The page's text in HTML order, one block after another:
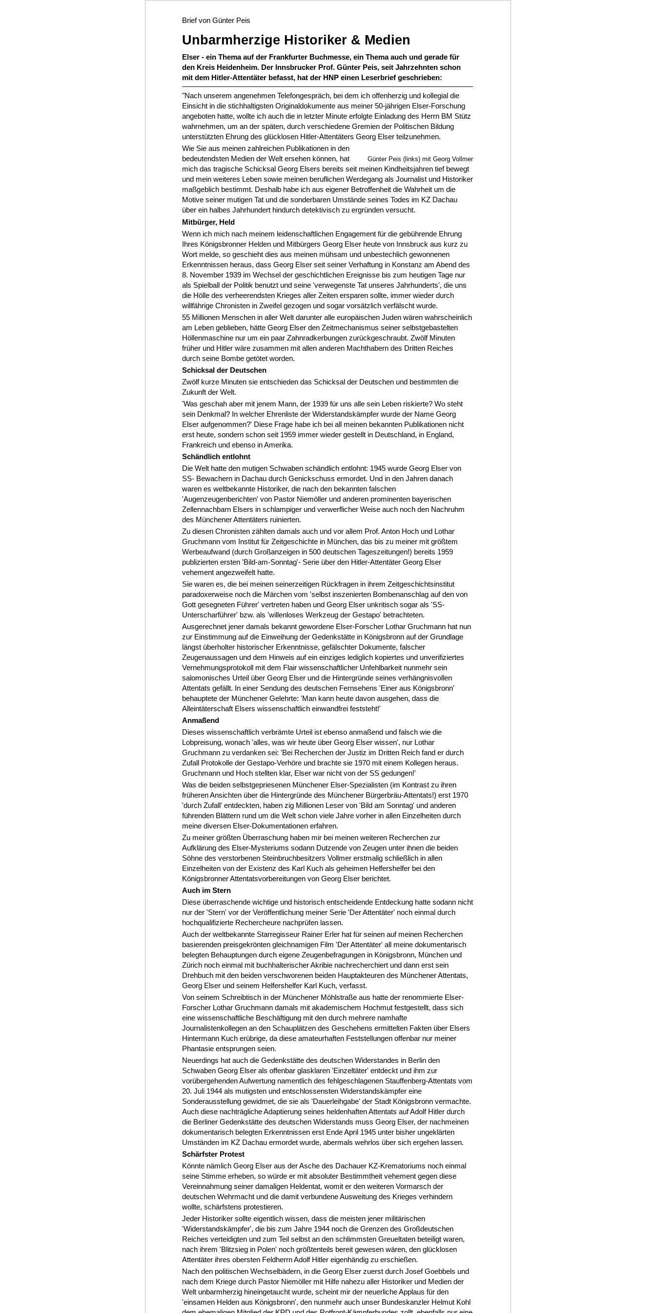
Brief von Günter Peis
Unbarmherzige Historiker & Medien
Elser - ein Thema auf der Frankfurter Buchmesse, ein Thema auch und gerade für
den Kreis Heidenheim. Der Innsbrucker Prof. Günter Peis, seit Jahrzehnten schon
mit dem Hitler-Attentäter befasst, hat der HNP einen Leserbrief geschrieben:
"Nach unserem angenehmen Telefongespräch, bei dem ich offenherzig und kollegial die
Einsicht in die stichhaltigsten Originaldokumente aus meiner 50-jährigen Elser-Forschung
angeboten hatte, wollte ich auch die in letzter Minute erfolgte Einladung des Herrn BM Stütz
wahrnehmen, um an der späten, durch verschiedene Gremien der Politischen Bildung
unterstützten Ehrung des glücklosen Hitler-Attentäters Georg Elser teilzunehmen.
Günter Peis (links) mit Georg Vollmer
Wie Sie aus meinen zahlreichen Publikationen in den
bedeutendsten Medien der Welt ersehen können, hat
mich das tragische Schicksal Georg Elsers bereits seit meinen Kindheitsjahren tief bewegt
und mein weiteres Leben sowie meinen beruflichen Werdegang als Journalist und Historiker
maßgeblich bestimmt. Deshalb habe ich aus eigener Betroffenheit die Wahrheit um die
Motive seiner mutigen Tat und die sonderbaren Umstände seines Todes im KZ Dachau
über ein halbes Jahrhundert hindurch detektivisch zu ergründen versucht.
Mitbürger, Held
Wenn ich mich nach meinem leidenschaftlichen Engagement für die gebührende Ehrung
Ihres Königsbronner Helden und Mitbürgers Georg Elser heute von Innsbruck aus kurz zu
Wort melde, so geschieht dies aus meinen mühsam und unbestechlich gewonnenen
Erkenntnissen heraus, dass Georg Elser seit seiner Verhaftung in Konstanz am Abend des
8. November 1939 im Wechsel der geschichtlichen Ereignisse bis zum heutigen Tage nur
als Spielball der Politik benutzt und seine 'verwegenste Tat unseres Jahrhunderts', die uns
die Hölle des verheerendsten Krieges aller Zeiten ersparen sollte, immer wieder durch
willfährige Chronisten in Zweifel gezogen und sogar vorsätzlich verfälscht wurde.
55 Millionen Menschen in aller Welt darunter alle europäischen Juden wären wahrscheinlich
am Leben geblieben, hätte Georg Elser den Zeitmechanismus seiner selbstgebastelten
Höllenmaschine nur um ein paar Zahnradkerbungen zurückgeschraubt. Zwölf Minuten
früher und Hitler wäre zusammen mit allen anderen Machthabern des Dritten Reiches
durch seine Bombe getötet worden.
Schicksal der Deutschen
Zwölf kurze Minuten sie entschieden das Schicksal der Deutschen und bestimmten die
Zukunft der Welt.
'Was geschah aber mit jenem Mann, der 1939 für uns alle sein Leben riskierte? Wo steht
sein Denkmal? In welcher Ehrenliste der Widerstandskämpfer wurde der Name Georg
Elser aufgenommen?' Diese Frage habe ich bei all meinen bekannten Publikationen nicht
erst heute, sondern schon seit 1959 immer wieder gestellt in Deutschland, in England,
Frankreich und ebenso in Amerika.
Schändlich entlohnt
Die Welt hatte den mutigen Schwaben schändlich entlohnt: 1945 wurde Georg Elser von
SS- Bewachern in Dachau durch Genickschuss ermordet. Und in den Jahren danach
waren es weltbekannte Historiker, die nach den bekannten falschen
'Augenzeugenberichten' von Pastor Niemöller und anderen prominenten bayerischen
Zellennachbarn Elsers in schlampiger und verwerflicher Weise auch noch den Nachruhm
des Münchener Attentäters ruinierten.
Zu diesen Chronisten zählten damals auch und vor allem Prof. Anton Hoch und Lothar
Gruchmann vom Institut für Zeitgeschichte in München, das bis zu meiner mit größtem
Werbeaufwand (durch Großanzeigen in 500 deutschen Tageszeitungen!) bereits 1959
publizierten ersten 'Bild-am-Sonntag'- Serie über den Hitler-Attentäter Georg Elser
vehement angezweifelt hatte.
Sie waren es, die bei meinen seinerzeitigen Rückfragen in ihrem Zeitgeschichtsinstitut
paradoxerweise noch die Märchen vom 'selbst inszenierten Bombenanschlag auf den von
Gott gesegneten Führer' vertreten haben und Georg Elser unkritisch sogar als 'SS-
Unterscharführer' bzw. als 'willenloses Werkzeug der Gestapo' betrachteten.
Ausgerechnet jener damals bekannt gewordene Elser-Forscher Lothar Gruchmann hat nun
zur Einstimmung auf die Einweihung der Gedenkstätte in Königsbronn auf der Grundlage
längst überholter historischer Erkenntnisse, gefälschter Dokumente, falscher
Zeugenaussagen und dem Hinweis auf ein einziges lediglich kopiertes und unverifiziertes
Vernehmungsprotokoll mit dem Flair wissenschaftlicher Unfehlbarkeit nunmehr sein
salomonisches Urteil über Georg Elser und die Hintergründe seines verhängnisvollen
Attentats gefällt. In einer Sendung des deutschen Fernsehens 'Einer aus Königsbronn'
behauptete der Münchener Gelehrte: 'Man kann heute davon ausgehen, dass die
Alleintäterschaft Elsers wissenschaftlich einwandfrei feststeht!'
Anmaßend
Dieses wissenschaftlich verbrämte Urteil ist ebenso anmaßend und falsch wie die
Lobpreisung, wonach 'alles, was wir heute über Georg Elser wissen', nur Lothar
Gruchmann zu verdanken sei: 'Bei Recherchen der Justiz im Dritten Reich fand er durch
Zufall Protokolle der Gestapo-Verhöre und brachte sie 1970 mit einem Kollegen heraus.
Gruchmann und Hoch stellten klar, Elser war nicht von der SS gedungen!'
Was die beiden selbstgepriesenen Münchener Elser-Spezialisten (im Kontrast zu ihren
früheren Ansichten über die Hintergründe des Münchener Bürgerbräu-Attentats!) erst 1970
'durch Zufall' entdeckten, haben zig Millionen Leser von 'Bild am Sonntag' und anderen
führenden Blättern rund um die Welt schon viele Jahre vorher in allen Einzelheiten durch
meine diversen Elser-Dokumentationen erfahren.
Zu meiner größten Überraschung haben mir bei meinen weiteren Recherchen zur
Aufklärung des Elser-Mysteriums sodann Dutzende von Zeugen unter ihnen die beiden
Söhne des verstorbenen Steinbruchbesitzers Vollmer erstmalig schließlich in allen
Einzelheiten von der Existenz des Karl Kuch als geheimen Helfershelfer bei den
Königsbronner Attentatsvorbereitungen von Georg Elser berichtet.
Auch im Stern
Diese überraschende wichtige und historisch entscheidende Entdeckung hatte sodann nicht
nur der 'Stern' vor der Veröffentlichung meiner Serie 'Der Attentäter' noch einmal durch
hochqualifizierte Rechercheure nachprüfen lassen.
Auch der weltbekannte Starregisseur Rainer Erler hat für seinen auf meinen Recherchen
basierenden preisgekrönten gleichnamigen Film 'Der Attentäter' all meine dokumentarisch
belegten Behauptungen durch eigene Zeugenbefragungen in Königsbronn, München und
Zürich noch einmal mit buchhalterischer Akribie nachrecherchiert und dann erst sein
Drehbuch mit den beiden verschworenen beiden Hauptakteuren des Münchener Attentats,
Georg Elser und seinem Helfershelfer Karl Kuch, verfasst.
Von seinem Schreibtisch in der Münchener Möhlstraße aus hatte der renommierte Elser-
Forscher Lothar Gruchmann damals mit akademischem Hochmut festgestellt, dass sich
eine wissenschaftliche Beschäftigung mit den durch mehrere namhafte
Journalistenkollegen an den Schauplätzen des Geschehens ermittelten Fakten über Elsers
Hintermann Kuch erübrige, da diese amateurhaften Feststellungen offenbar nur meiner
Phantasie entsprungen seien.
Neuerdings hat auch die Gedenkstätte des deutschen Widerstandes in Berlin den
Schwaben Georg Elser als offenbar glasklaren 'Einzeltäter' entdeckt und ihm zur
vorübergehenden Aufwertung namentlich des fehlgeschlagenen Stauffenberg-Attentats vom
20. Juli 1944 als mutigsten und entschlossensten Widerstandskämpfer eine
Sonderausstellung gewidmet, die sie als 'Dauerleihgabe' der Stadt Königsbronn vermachte.
Auch diese nachträgliche Adaptierung seines heldenhaften Attentats auf Adolf Hitler durch
die Berliner Gedenkstätte des deutschen Widerstands muss Georg Elser, der nachmeinen
dokumentarisch belegten Erkenntnissen erst Ende April 1945 unter bisher ungeklärten
Umständen im KZ Dachau ermordet wurde, abermals wehrlos über sich ergehen lassen.
Schärfster Protest
Könnte nämlich Georg Elser aus der Asche des Dachauer KZ-Krematoriums noch einmal
seine Stimme erheben, so würde er mit absoluter Bestimmtheit vehement gegen diese
Vereinnahmung seiner damaligen Heldentat, womit er den weiteren Vormarsch der
deutschen Wehrmacht und die damit verbundene Ausweitung des Krieges verhindern
wollte, schärfstens protestieren.
Jeder Historiker sollte eigentlich wissen, dass die meisten jener militärischen
'Widerstandskämpfer', die bis zum Jahre 1944 noch die Grenzen des Großdeutschen
Reiches verteidigten und zum Teil selbst an den schlimmsten Greueltaten beteiligt waren,
nach ihrem 'Blitzsieg in Polen' noch größtenteils bereit gewesen wären, den glücklosen
Attentäter ihres obersten Feldherrn Adolf Hitler eigenhändig zu erschießen.
Nach den politischen Wechselbädern, in die Georg Elser zuerst durch Josef Goebbels und
nach dem Kriege durch Pastor Niemöller mit Hilfe nahezu aller Historiker und Medien der
Welt unbarmherzig hineingetaucht wurde, scheint mir der neuerliche Applaus für den
'einsamen Helden aus Königsbronn', den nunmehr auch unser Bundeskanzler Helmut Kohl